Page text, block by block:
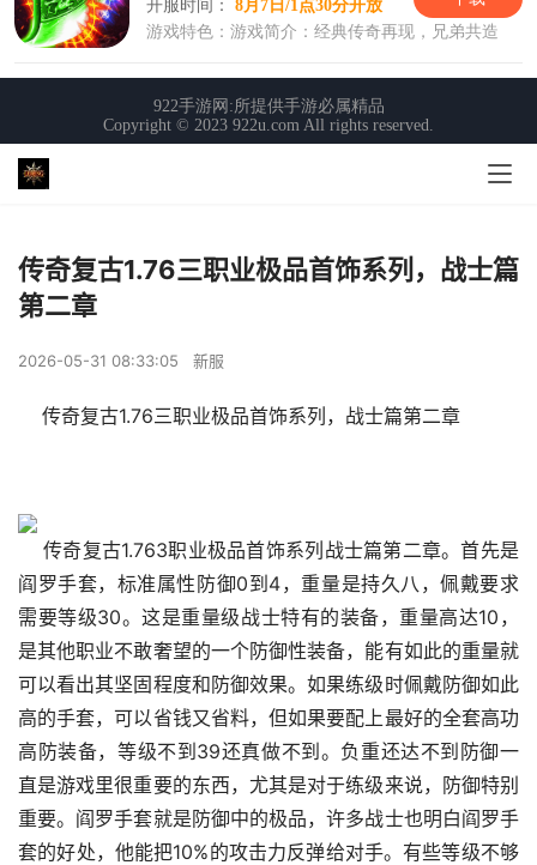
传奇复古1.76三职业极品首饰系列，战士篇
第二章
2026-05-31 08:33:05 新服
传奇复古1.76三职业极品首饰系列，战士篇第二章
传奇复古1.763职业极品首饰系列战士篇第二章。首先是
阎罗手套，标准属性防御0到4，重量是持久八，佩戴要求
需要等级30。这是重量级战士特有的装备，重量高达10，
是其他职业不敢奢望的一个防御性装备，能有如此的重量就
可以看出其坚固程度和防御效果。如果练级时佩戴防御如此
高的手套，可以省钱又省料，但如果要配上最好的全套高功
高防装备，等级不到39还真做不到。负重还达不到防御一
直是游戏里很重要的东西，尤其是对于练级来说，防御特别
重要。阎罗手套就是防御中的极品，许多战士也明白阎罗手
套的好处，他能把10%的攻击力反弹给对手。有些等级不够